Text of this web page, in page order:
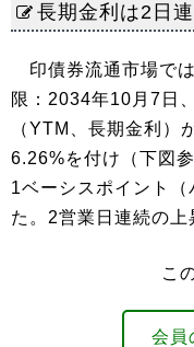
長期金利は2日
印債券流通市場で
限：2034年10月7日
（YTM、長期金利）
6.26%を付け（下図
1ベーシスポイント
た。2営業日連続の
こ
会員